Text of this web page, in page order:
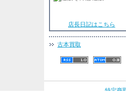
店長日記はこちら
古本買取